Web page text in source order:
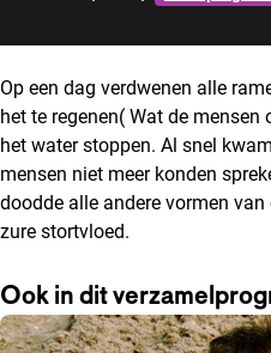
Op een dag verdwenen alle
het te regenen( Wat de mensen
het water stoppen. Al snel
mensen niet meer konden
doodde alle andere vormen
zure stortvloed.
Ook in dit